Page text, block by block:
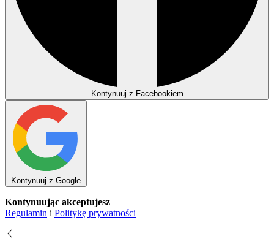
Kontynuuj z Facebookiem
Kontynuuj z Google
Kontynuując akceptujesz
Regulamin i Politykę prywatności